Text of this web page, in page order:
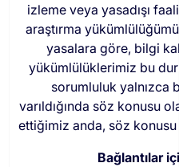
izleme veya yasadışı
araştırma
yasalara göre, bilgi
yükümlülüklerimiz bu
sorumluluk yalnızca
varıldığında söz konusu
ettiğimiz anda, söz
Bağlantılar